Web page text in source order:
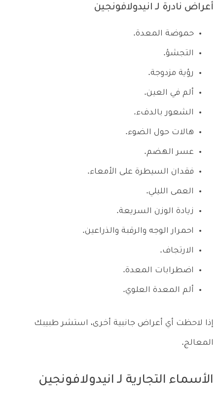
أعراض نادرة لـ انيدولافونجين
حموضة المعدة.
التجشؤ.
رؤية مزدوجة.
ألم في العين.
الشعور بالدفء.
هالات حول الضوء.
عسر الهضم.
فقدان السيطرة على الأمعاء.
العمى الليلي.
زيادة الوزن السريعة.
احمرار الوجه والرقبة والذراعين.
الارتجاف.
اضطرابات المعدة.
ألم المعدة العلوي.
إذا لاحظت أي أعراض جانبية أخرى، استشر طبيبك
المعالج.
الأسماء التجارية لـ انيدولافونجين